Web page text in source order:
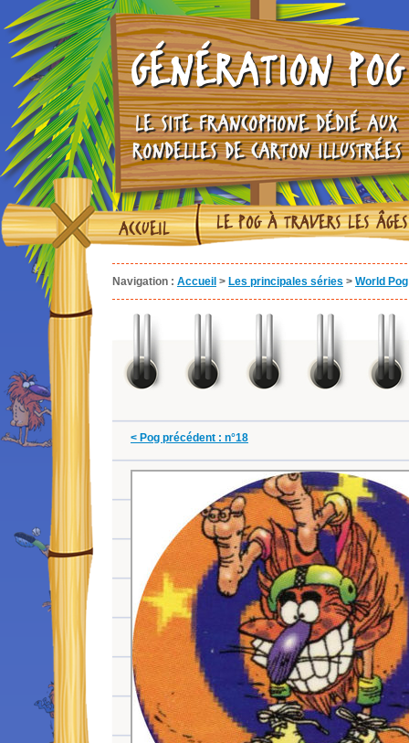
GÉNÉRATION POG
LE SITE FRANCOPHONE DÉDIÉ AUX
RONDELLES DE CARTON ILLUSTRÉES
ACCUEIL LE POG À TRAVERS LES ÂGES
Navigation : Accueil > Les principales séries > World
< Pog précédent : n°18